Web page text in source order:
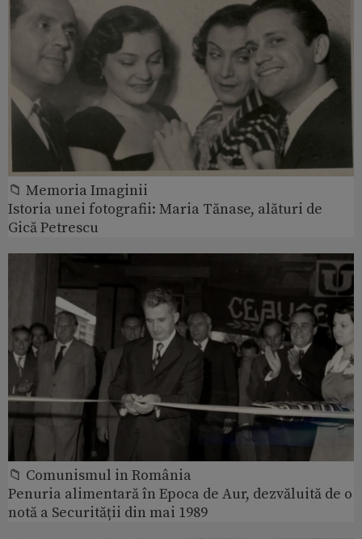
📁 Memoria Imaginii
Istoria unei fotografii: Maria Tănase, alături de
Gică Petrescu
📁 Comunismul in România
Penuria alimentară în Epoca de Aur, dezvăluită de o
notă a Securității din mai 1989